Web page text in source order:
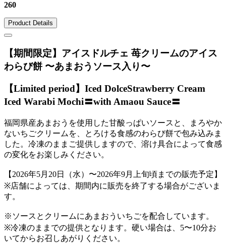
260
Product Details
【期間限定】アイスドルチェ 苺クリームのアイス
わらび餅 〜あまおうソース入り〜
【Limited period】Iced DolceStrawberry Cream
Iced Warabi Mochi〓with Amaou Sauce〓
福岡県産あまおうを使用した甘酸っぱいソースと、まろやか
ないちごクリームを、とろける食感のわらび餅で包み込みま
した。冷凍のままご提供しますので、溶け具合によって食感
の変化をお楽しみください。
【2026年5月20日（水）〜2026年9月上旬頃までの販売予定】
※店舗によっては、期間内に販売を終了する場合がございま
す。
※ソースとクリームにあまおういちごを配合しています。
※冷凍のままでの提供となります。硬い場合は、5〜10分お
いてからお召しあがりください。